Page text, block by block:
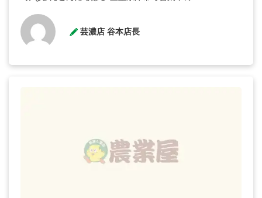
芸濃店 谷本店長